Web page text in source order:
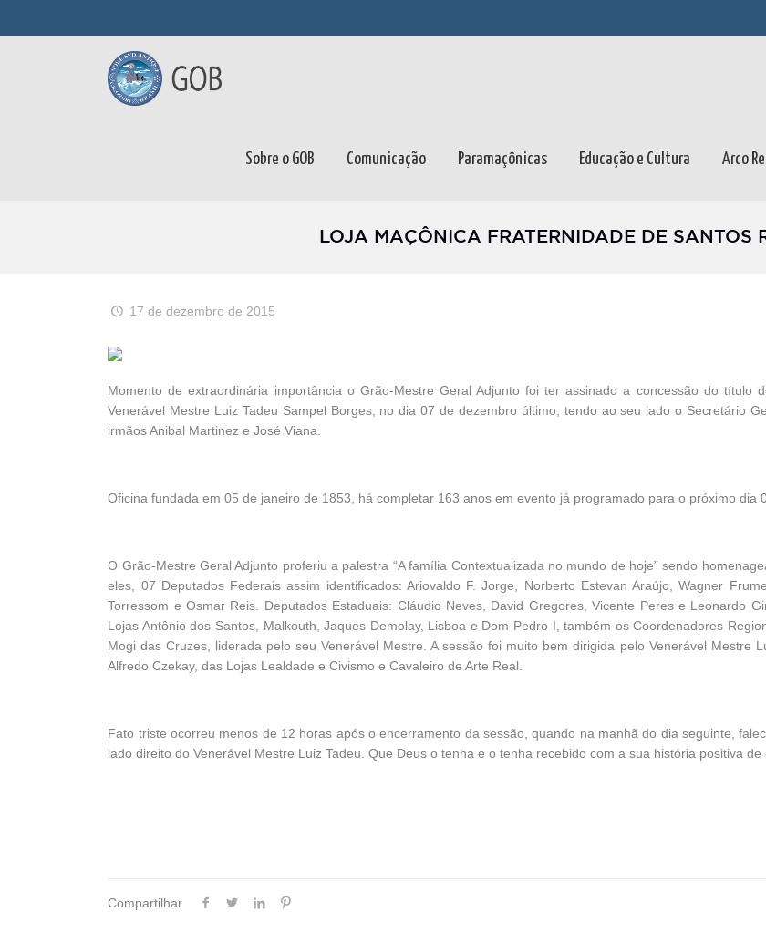
Sobre o GOB Comunicação Paramaçônicas Educação e Cultura Arco
LOJA MAÇÔNICA FRATERNIDADE DE SANTOS
17 de dezembro de 2015
Momento de extraordinária importância o Grão-Mestre Geral Adjunto foi ter assinado a concessão do título
Venerável Mestre Luiz Tadeu Sampel Borges, no dia 07 de dezembro último, tendo ao seu lado o Secretário
irmãos Anibal Martinez e José Viana.
Oficina fundada em 05 de janeiro de 1853, há completar 163 anos em evento já programado para o próximo dia
O Grão-Mestre Geral Adjunto proferiu a palestra “A família Contextualizada no mundo de hoje” sendo
eles, 07 Deputados Federais assim identificados: Ariovaldo F. Jorge, Norberto Estevan Araújo, Wagner
Torressom e Osmar Reis. Deputados Estaduais: Cláudio Neves, David Gregores, Vicente Peres e Leonardo
Lojas Antônio dos Santos, Malkouth, Jaques Demolay, Lisboa e Dom Pedro I, também os Coordenadores
Mogi das Cruzes, liderada pelo seu Venerável Mestre. A sessão foi muito bem dirigida pelo Venerável Mestre
Alfredo Czekay, das Lojas Lealdade e Civismo e Cavaleiro de Arte Real.
Fato triste ocorreu menos de 12 horas após o encerramento da sessão, quando na manhã do dia seguinte,
lado direito do Venerável Mestre Luiz Tadeu. Que Deus o tenha e o tenha recebido com a sua história positiva de
Compartilhar